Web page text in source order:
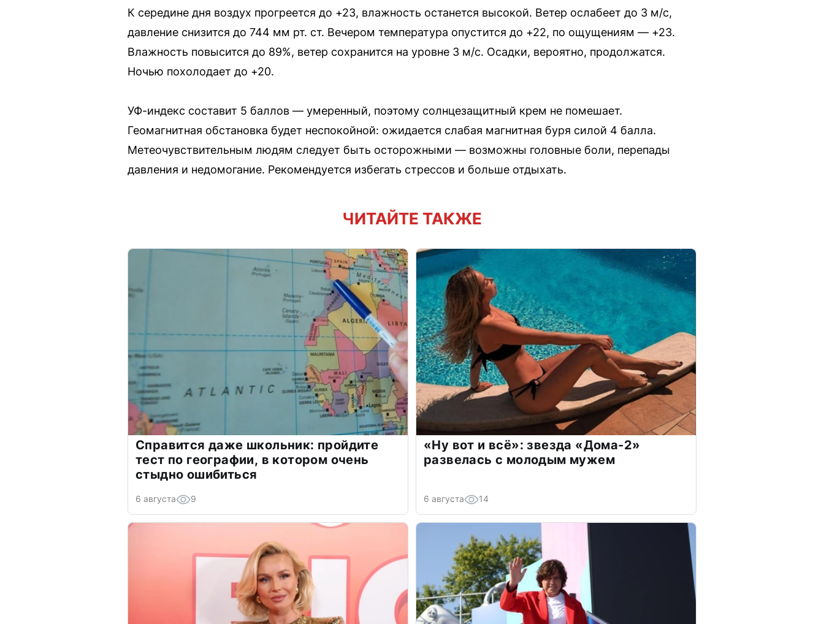
К середине дня воздух прогреется до +23, влажность останется высокой. Ветер ослабеет до 3 м/с,
давление снизится до 744 мм рт. ст. Вечером температура опустится до +22, по ощущениям — +23.
Влажность повысится до 89%, ветер сохранится на уровне 3 м/с. Осадки, вероятно, продолжатся.
Ночью похолодает до +20.
УФ-индекс составит 5 баллов — умеренный, поэтому солнцезащитный крем не помешает.
Геомагнитная обстановка будет неспокойной: ожидается слабая магнитная буря силой 4 балла.
Метеочувствительным людям следует быть осторожными — возможны головные боли, перепады
давления и недомогание. Рекомендуется избегать стрессов и больше отдыхать.
ЧИТАЙТЕ ТАКЖЕ
Справится даже школьник: пройдите
тест по географии, в котором очень
стыдно ошибиться
6 августа 9
«Ну вот и всё»: звезда «Дома-2»
развелась с молодым мужем
6 августа 14